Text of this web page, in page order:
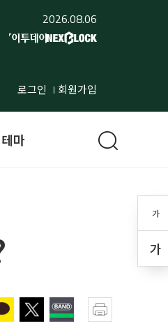
2026.08.06
로그인 회원가입
가
가
테마